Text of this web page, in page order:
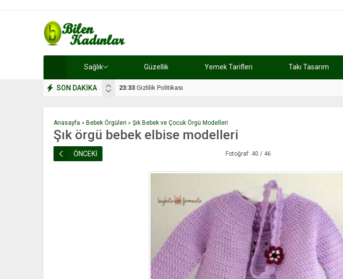
Sağlık Güzellik Yemek Tarifleri Takı Tasarım
SON DAKİKA 17:08 Dilan, düğününe 5 gün kala hayatını kaybetti
Anasayfa » Bebek Örgüleri » Şık Bebek ve Çocuk Örgü Modelleri
Şık örgü bebek elbise modelleri
ÖNCEKİ Fotoğraf: 40 / 46